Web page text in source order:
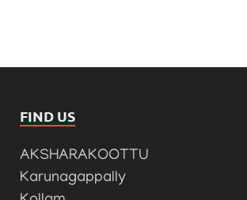
FIND US
AKSHARAKOOTTU
Karunagappally